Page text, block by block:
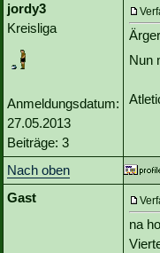
jordy3
Kreisliga
Anmeldungsdatum:
27.05.2013
Beiträge: 3
Nun
Nach oben
Gast
na